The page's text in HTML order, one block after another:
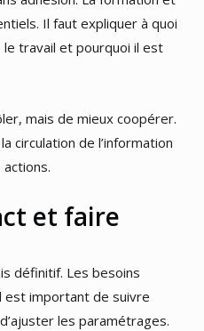
Il faut expliquer à quoi
le travail et pourquoi il est
mais de mieux coopérer.
circulation de l’information
et faire
définitif. Les besoins
est important de suivre
les paramétrages.